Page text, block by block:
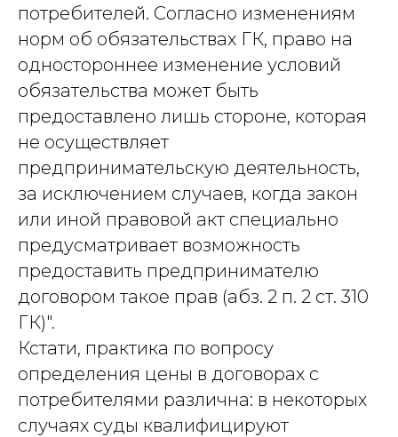
потребителей. Согласно изменениям
норм об обязательствах ГК, право на
одностороннее изменение условий
обязательства может быть
предоставлено лишь стороне, которая
не осуществляет
предпринимательскую деятельность,
за исключением случаев, когда закон
или иной правовой акт специально
предусматривает возможность
предоставить предпринимателю
договором такое прав (абз. 2 п. 2 ст. 310
ГК)".
Кстати, практика по вопросу
определения цены в договорах с
потребителями различна: в некоторых
случаях суды квалифицируют
Услуги
Защита капитала в браке и при разводе
Наследование и передача капитала
Предотвращение и урегулирование
конфликтов владельцев бизнеса
Меню
О нас
Кейсы
Пресс-центр
Блог
Контакты
+7 (926) 221-36-77
+7 (499) 394-39-77
Адвокатский кабинет Расторгуевой
Анастасии Алексеевны.
Адвокат адвокатской палаты города
Москвы,регистрационный номер 77/10140.